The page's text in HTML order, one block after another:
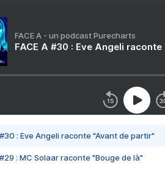
FACE A - un podcast Purecharts
FACE A #30 : Eve Angeli
#30 : Eve Angeli raconte "Avant de partir"
#29 : MC Solaar raconte "Bouge de là"